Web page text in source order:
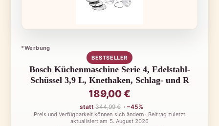
*Werbung
BESTSELLER
Bosch Küchenmaschine Serie 4, Edelstahl-
Schüssel 3,9 L, Knethaken, Schlag- und R
189,00 €
statt 344,99 € · −45%
Preis und Verfügbarkeit können sich ändern · Beitrag zuletzt
aktualisiert am 5. August 2026